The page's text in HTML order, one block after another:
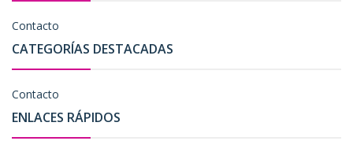
Contacto
CATEGORÍAS DESTACADAS
Contacto
ENLACES RÁPIDOS